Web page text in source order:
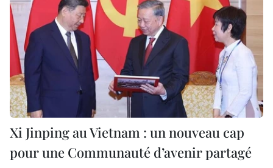
Xi Jinping au Vietnam : un nouveau cap
pour une Communauté d’avenir partagé